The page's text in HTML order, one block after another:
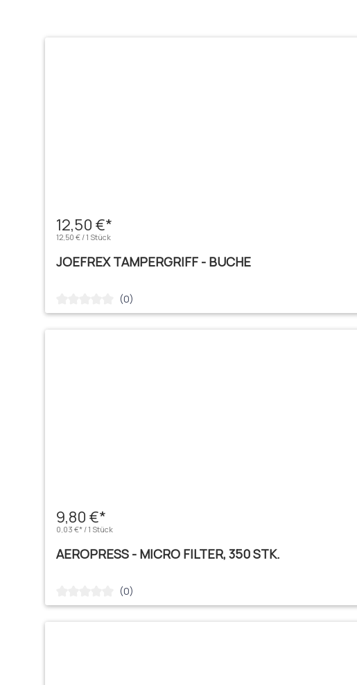
12,50 €*
12,50 € / 1 Stück
JOEFREX TAMPERGRIFF - BUCHE
Durchschnittliche Bewertung von 0 von 5 Sternen
(0)
9,80 €*
0,03 €* / 1 Stück
AEROPRESS - MICRO FILTER, 350 STK.
Durchschnittliche Bewertung von 0 von 5 Sternen
(0)